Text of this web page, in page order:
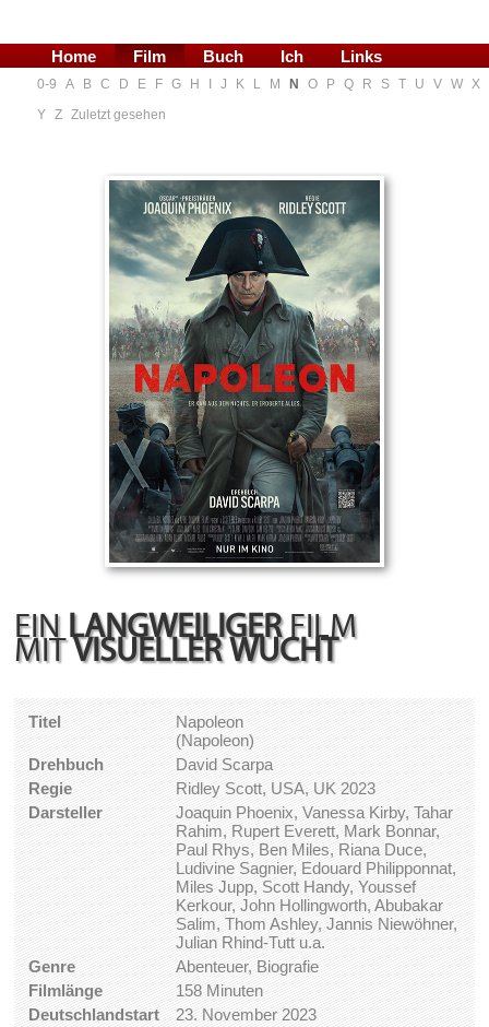
Home Film Buch Ich Links
0-9 A B C D E F G H J K L M N O P Q R S T U V W X
Y Z Zuletzt gesehen
EIN LANGWEILIGERFILM
MITVISUELLER WUCHT
Titel
Napoleon
(Napoleon)
Drehbuch
David Scarpa
Regie
Ridley Scott, USA, UK 2023
Darsteller
Joaquin Phoenix, Vanessa Kirby, Tahar
Rahim, Rupert Everett, Mark Bonnar,
Paul Rhys, Ben Miles, Riana Duce,
Ludivine Sagnier, Edouard Philipponnat,
Miles Jupp, Scott Handy, Youssef
Kerkour, John Hollingworth, Abubakar
Salim, Thom Ashley, Jannis Niewöhner,
Julian Rhind-Tutt u.a.
Genre
Abenteuer, Biografie
Filmlänge
158 Minuten
Deutschlandstart
23. November 2023